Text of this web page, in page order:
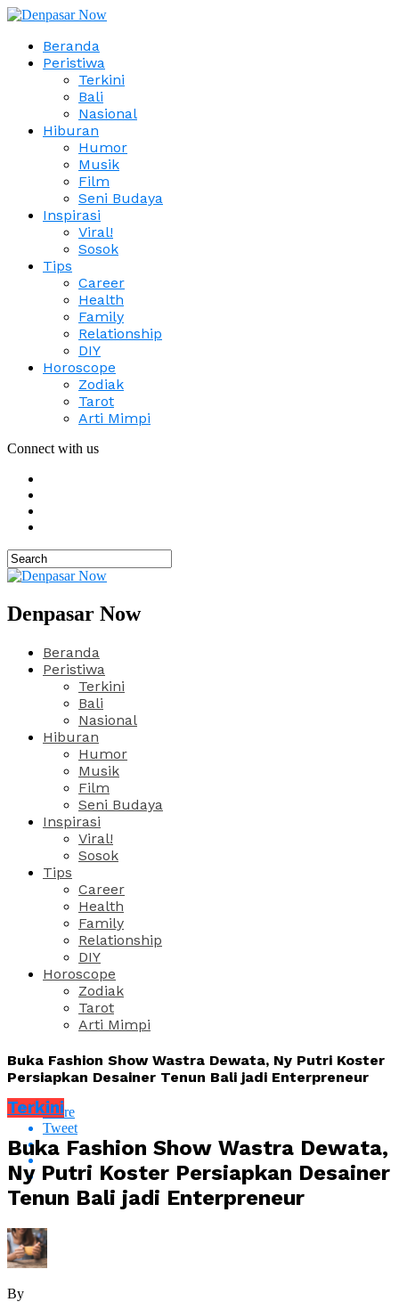
Beranda
Peristiwa
Terkini
Bali
Nasional
Hiburan
Humor
Musik
Film
Seni Budaya
Inspirasi
Viral!
Sosok
Tips
Career
Health
Family
Relationship
DIY
Horoscope
Zodiak
Tarot
Arti Mimpi
Connect with us
Denpasar Now
Beranda
Peristiwa
Terkini
Bali
Nasional
Hiburan
Humor
Musik
Film
Seni Budaya
Inspirasi
Viral!
Sosok
Tips
Career
Health
Family
Relationship
DIY
Horoscope
Zodiak
Tarot
Arti Mimpi
Buka Fashion Show Wastra Dewata, Ny Putri Koster
Persiapkan Desainer Tenun Bali jadi Enterpreneur
Share
Tweet
Terkini
Buka Fashion Show Wastra Dewata,
Ny Putri Koster Persiapkan Desainer
Tenun Bali jadi Enterpreneur
By